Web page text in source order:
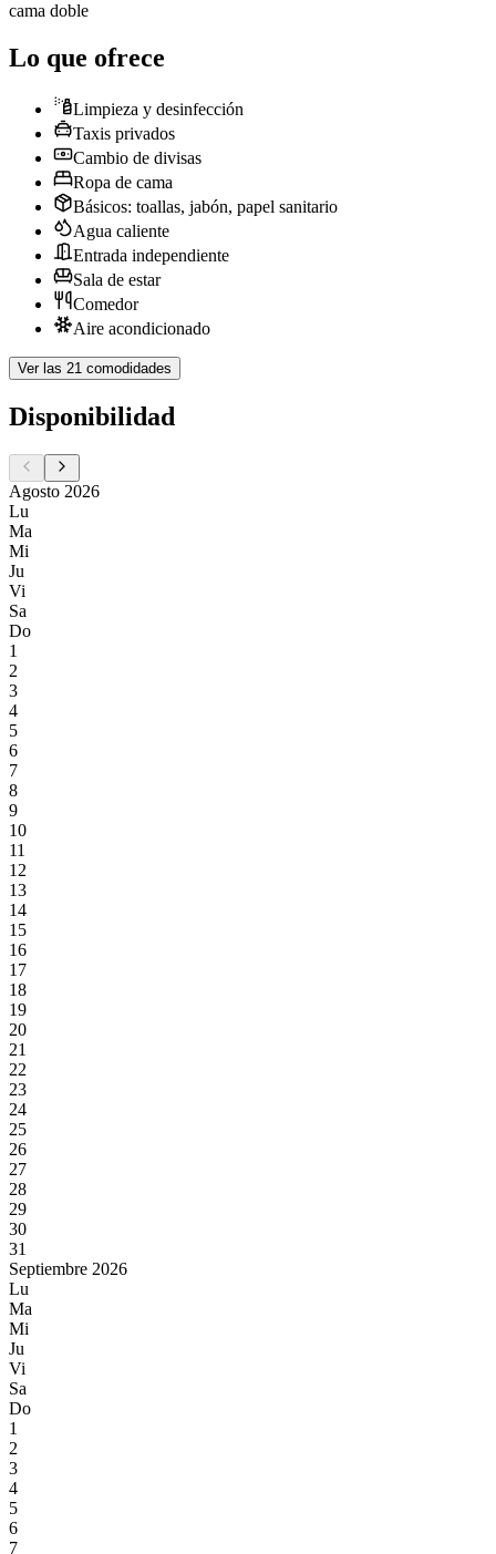
cama doble
Lo que ofrece
Limpieza y desinfección
Taxis privados
Cambio de divisas
Ropa de cama
Básicos: toallas, jabón, papel sanitario
Agua caliente
Entrada independiente
Sala de estar
Comedor
Aire acondicionado
Ver las 21 comodidades
Disponibilidad
Agosto 2026
Lu
Ma
Mi
Ju
Vi
Sa
Do
1
2
3
4
5
6
7
8
9
10
11
12
13
14
15
16
17
18
19
20
21
22
23
24
25
26
27
28
29
30
31
Septiembre 2026
Lu
Ma
Mi
Ju
Vi
Sa
Do
1
2
3
4
5
6
7